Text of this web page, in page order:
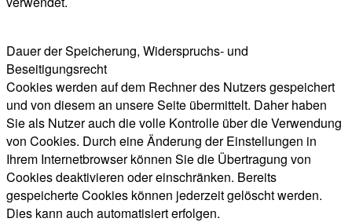
Dauer der Speicherung, Widerspruchs- und
Beseitigungsrecht
Cookies werden auf dem Rechner des Nutzers gespeichert
und von diesem an unsere Seite übermittelt. Daher haben
Sie als Nutzer auch die volle Kontrolle über die Verwendung
von Cookies. Durch eine Änderung der Einstellungen in
Ihrem Internetbrowser können Sie die Übertragung von
Cookies deaktivieren oder einschränken. Bereits
gespeicherte Cookies können jederzeit gelöscht werden.
Dies kann auch automatisiert erfolgen.